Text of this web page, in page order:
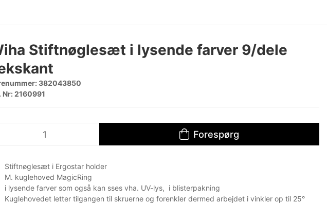
Stiftnøglesæt i lysende farver 9/dele
382043850
Nr: 2160991
Forespørg
Stiftnøglesæt i Ergostar holder
M. kuglehoved MagicRing
i lysende farver som også kan sses vha. UV-lys, i blisterpakning
Kuglehovedet letter tilgangen til skruerne og forenkler dermed arbejdet i vinkler op til 25°